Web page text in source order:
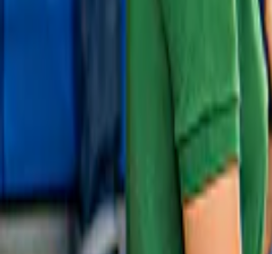
Grotten van de ham met optionele transfers
Slide 1 of 1, Family enjoying the Daky Park
pool area at Western Water Park with water
features and animal sculptures.